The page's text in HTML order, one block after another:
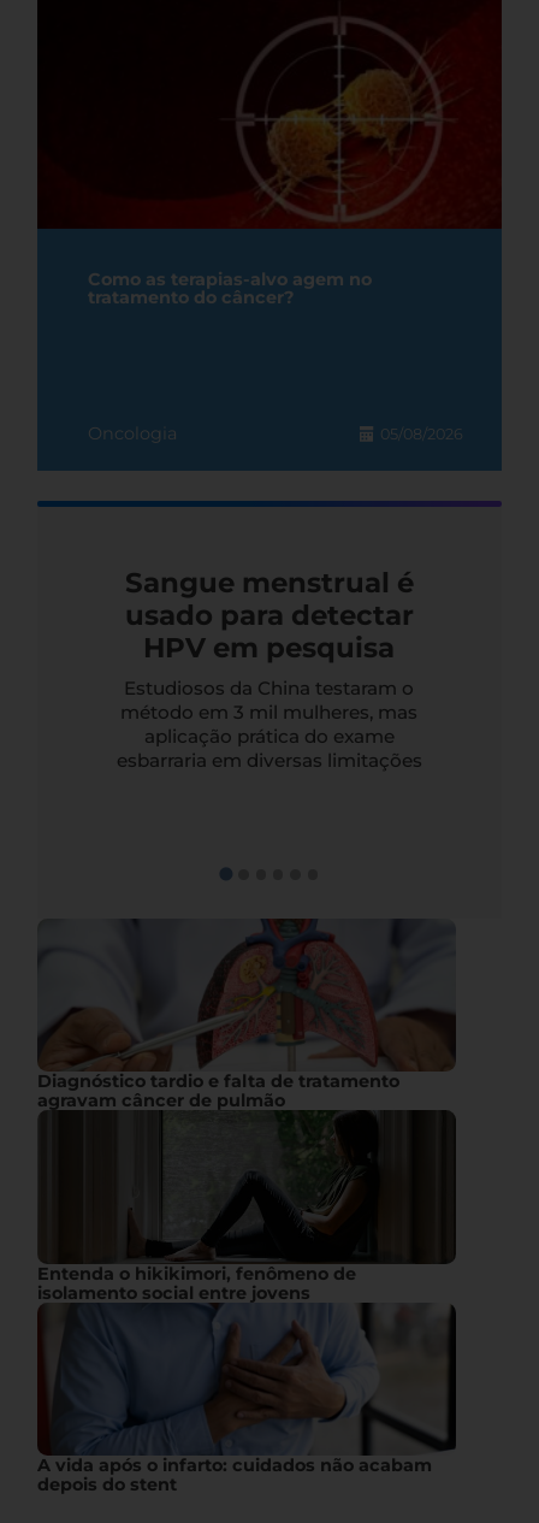
Como as terapias-alvo agem no
tratamento do câncer?
Oncologia 05/08/2026
Sangue menstrual é
usado para detectar
HPV em pesquisa
Estudiosos da China testaram o
método em 3 mil mulheres, mas
aplicação prática do exame
esbarraria em diversas limitações
Diagnóstico tardio e falta de tratamento
agravam câncer de pulmão
Entenda o hikikimori, fenômeno de
isolamento social entre jovens
A vida após o infarto: cuidados não acabam
depois do stent